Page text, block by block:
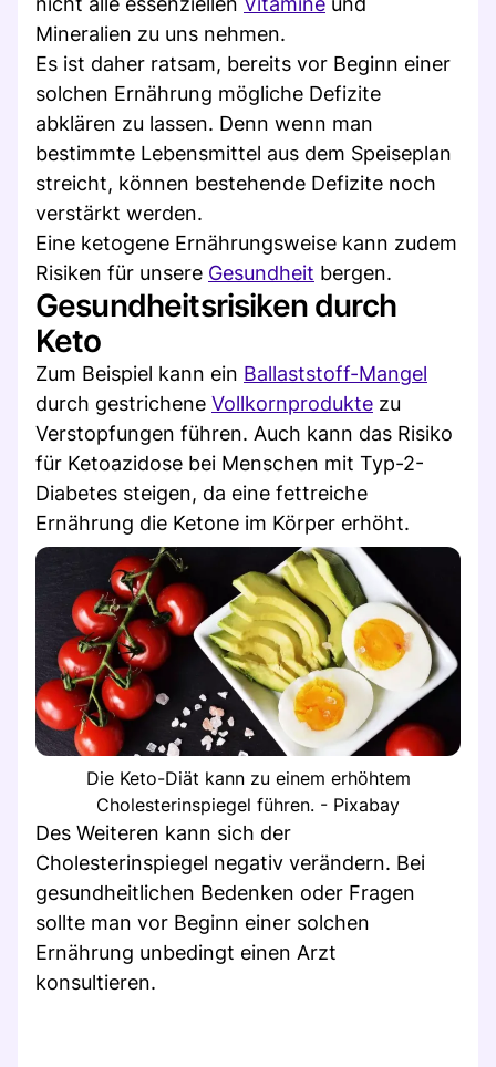
Mineralien zu uns nehmen.
Es ist daher ratsam, bereits vor Beginn einer
solchen Ernährung mögliche Defizite
abklären zu lassen. Denn wenn man
bestimmte Lebensmittel aus dem Speiseplan
streicht, können bestehende Defizite noch
verstärkt werden.
Eine ketogene Ernährungsweise kann zudem
Risiken für unsere Gesundheit bergen.
Gesundheitsrisiken durch
Keto
Zum Beispiel kann ein Ballaststoff-Mangel
durch gestrichene Vollkornprodukte zu
Verstopfungen führen. Auch kann das Risiko
für Ketoazidose bei Menschen mit Typ-2-
Diabetes steigen, da eine fettreiche
Ernährung die Ketone im Körper erhöht.
Die Keto-Diät kann zu einem erhöhtem
Cholesterinspiegel führen. - Pixabay
Des Weiteren kann sich der
Cholesterinspiegel negativ verändern. Bei
gesundheitlichen Bedenken oder Fragen
sollte man vor Beginn einer solchen
Ernährung unbedingt einen Arzt
konsultieren.